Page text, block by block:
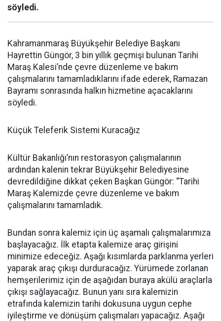
söyledi.
Kahramanmaraş Büyükşehir Belediye Başkanı
Hayrettin Güngör, 3 bin yıllık geçmişi bulunan Tarihi
Maraş Kalesi’nde çevre düzenleme ve bakım
çalışmalarını tamamladıklarını ifade ederek, Ramazan
Bayramı sonrasında halkın hizmetine açacaklarını
söyledi.
Küçük Teleferik Sistemi Kuracağız
Kültür Bakanlığı’nın restorasyon çalışmalarının
ardından kalenin tekrar Büyükşehir Belediyesine
devredildiğine dikkat çeken Başkan Güngör: “Tarihi
Maraş Kalemizde çevre düzenleme ve bakım
çalışmalarını tamamladık.
Bundan sonra kalemiz için üç aşamalı çalışmalarımıza
başlayacağız. İlk etapta kalemize araç girişini
minimize edeceğiz. Aşağı kısımlarda parklanma yerleri
yaparak araç çıkışı durduracağız. Yürümede zorlanan
hemşerilerimiz için de aşağıdan buraya akülü araçlarla
çıkışı sağlayacağız. Bunun yanı sıra kalemizin
etrafında kalemizin tarihi dokusuna uygun cephe
iyileştirme ve dönüşüm çalışmaları yapacağız. Aşağı